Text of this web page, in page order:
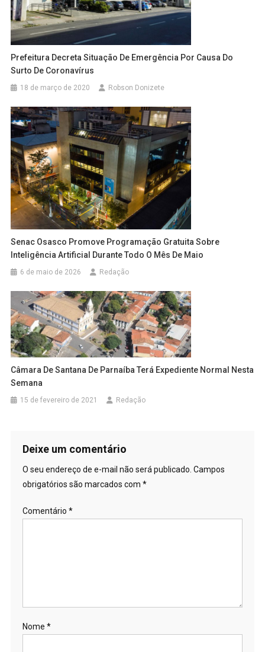
Prefeitura Decreta Situação De Emergência Por Causa Do
Surto De Coronavírus
18 de março de 2020 Robson Donizete
Senac Osasco Promove Programação Gratuita Sobre
Inteligência Artificial Durante Todo O Mês De Maio
6 de maio de 2026 Redação
Câmara De Santana De Parnaíba Terá Expediente Normal Nesta
Semana
15 de fevereiro de 2021 Redação
Deixe um comentário
O seu endereço de e-mail não será publicado. Campos
obrigatórios são marcados com *
Comentário *
Nome *